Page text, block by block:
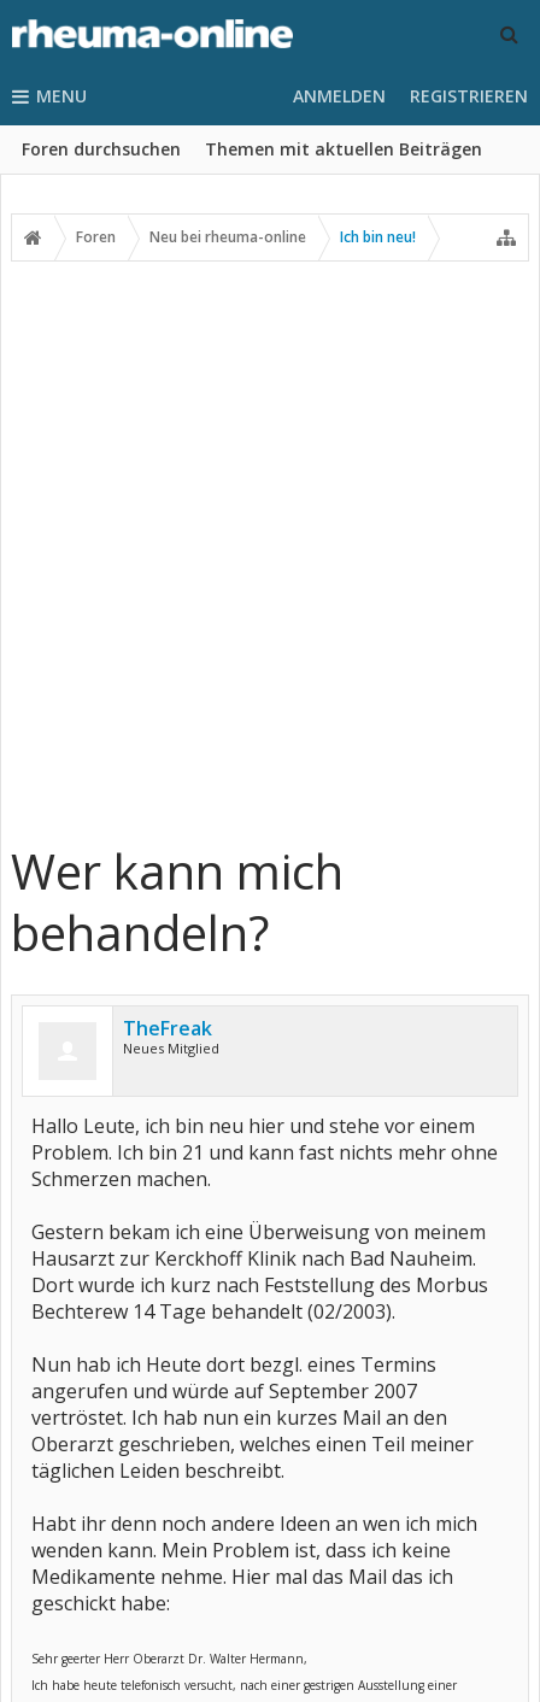
MENU
Foren durchsuchen Themen mit aktuellen Beiträgen
ANMELDEN REGISTRIEREN
Foren Neu bei rheuma-online Ich bin neu!
Wer kann mich
behandeln?
TheFreak
Neues Mitglied
Hallo Leute, ich bin neu hier und stehe vor einem
Problem. Ich bin 21 und kann fast nichts mehr ohne
Schmerzen machen.
Gestern bekam ich eine Überweisung von meinem
Hausarzt zur Kerckhoff Klinik nach Bad Nauheim.
Dort wurde ich kurz nach Feststellung des Morbus
Bechterew 14 Tage behandelt (02/2003).
Nun hab ich Heute dort bezgl. eines Termins
angerufen und würde auf September 2007
vertröstet. Ich hab nun ein kurzes Mail an den
Oberarzt geschrieben, welches einen Teil meiner
täglichen Leiden beschreibt.
Habt ihr denn noch andere Ideen an wen ich mich
wenden kann. Mein Problem ist, dass ich keine
Medikamente nehme. Hier mal das Mail das ich
geschickt habe:
Sehr geerter Herr Oberarzt Dr. Walter Hermann,
Ich habe heute telefonisch versucht, nach einer gestrigen Ausstellung einer